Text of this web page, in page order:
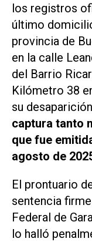
los registros
último
provincia de
en la calle
del Barrio
Kilómetro 38
su
captura tanto
que fue
agosto de
El prontuario
sentencia
Federal de
lo halló